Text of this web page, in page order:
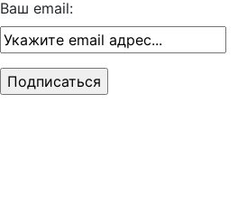
Ваш email: